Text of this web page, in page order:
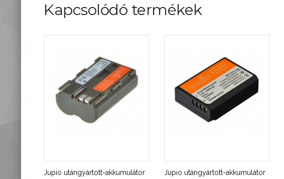
Kapcsolódó termékek
Jupio utángyártott-akkumulátor
Jupio utángyártott-akkumulátor